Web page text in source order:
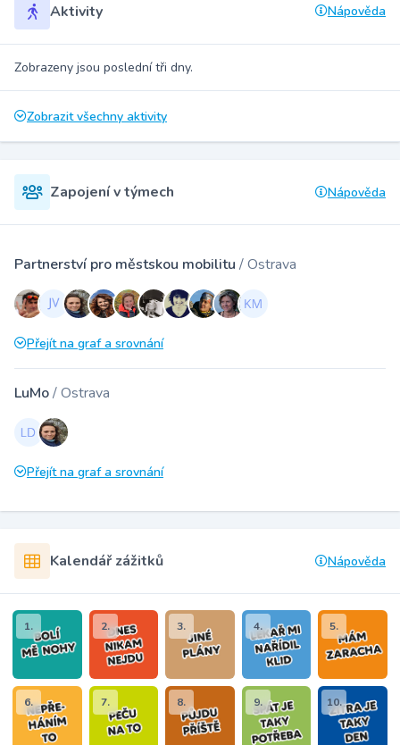
Aktivity Nápověda
Zobrazeny jsou poslední tři dny.
Zobrazit všechny aktivity
Zapojení v týmech Nápověda
Partnerství pro městskou mobilitu / Ostrava
Přejít na graf a srovnání
LuMo/ Ostrava
Přejít na graf a srovnání
Kalendář zážitků Nápověda
1. 2. 3. 4. 5.
6. 7. 8. 9. 10.